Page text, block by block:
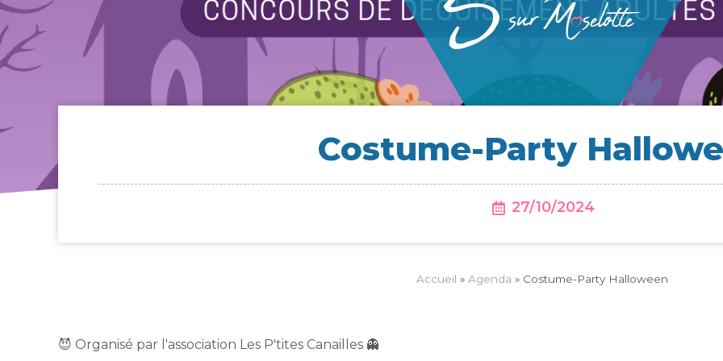
Cos­tume-Par­ty
27/10/2024
Accueil » Agenda » Costume-Party Halloween
😈 Organisé par l'association Les P'tites Canailles 👻